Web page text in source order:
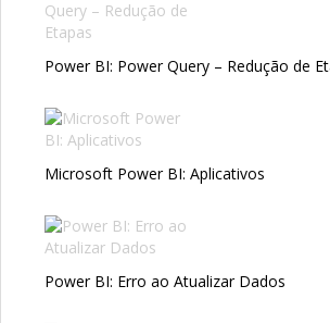
Power BI: Power Query – Redução de
Microsoft Power BI: Aplicativos
Power BI: Erro ao Atualizar Dados